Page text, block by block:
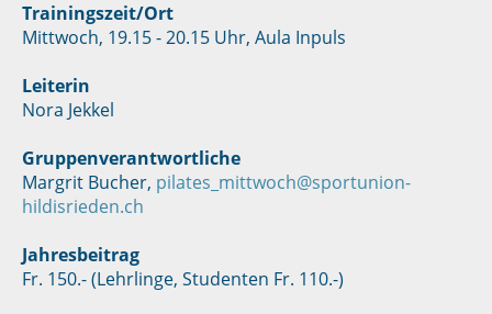
Trainingszeit/Ort
Mittwoch, 19.15 - 20.15 Uhr, Aula Inpuls
Leiterin
Nora Jekkel
Gruppenverantwortliche
Margrit Bucher, pilates_mittwoch@sportunion-
hildisrieden.ch
Jahresbeitrag
Fr. 150.- (Lehrlinge, Studenten Fr. 110.-)